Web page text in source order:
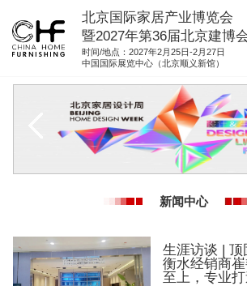
北京国际家居产业博览会
暨2027年第36届北京建博
时间/地点：2027年2月25日-2月27日
中国国际展览中心（北京顺义新馆）
资料下载
集团展会
新闻中心
生涯访谈 | 顶
衡水经销商
至上，专业